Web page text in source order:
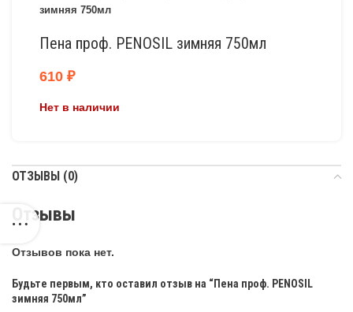
зимняя 750мл
Пена проф. PENOSIL зимняя 750мл
610 ₽
Нет в наличии
ОТЗЫВЫ (0)
Отзывы
Отзывов пока нет.
Будьте первым, кто оставил отзыв на “Пена проф. PENOSIL
зимняя 750мл”